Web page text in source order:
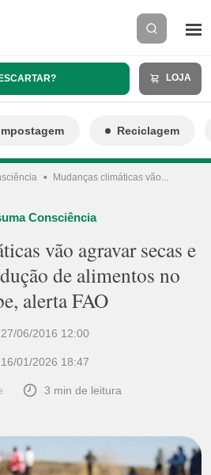
LOJA
Reciclagem
Mudanças climáticas vão...
Consciência
vão agravar secas e
de alimentos no
alerta FAO
27/06/2016 12:00
16/01/2026 18:47
3 min de leitura